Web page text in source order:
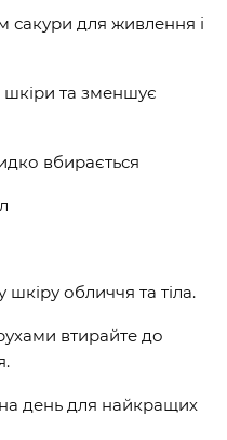
сакури для живлення і
шкіри та зменшує
вбирається
шкіру обличчя та тіла.
втирайте до
на день для найкращих